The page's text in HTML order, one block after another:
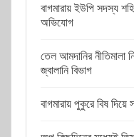
বাগমারায় ইউপি সদস্য
অভিযোগ
তেল আমদানির নীতিমালা
জ্বালানি বিভাগ
বাগমারায় পুকুরে বিষ দিয়ে